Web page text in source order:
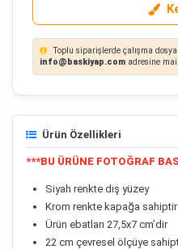
Toplu siparişlerde çalışma
info@baskiyap.com adresine
Ürün Özellikleri
***BU ÜRÜNE FOTOĞRAF
Siyah renkte dış yüzey
Krom renkte kapağa sahiptir
Ürün ebatları 27,5x7 cm’dir
22 cm çevresel ölçüye